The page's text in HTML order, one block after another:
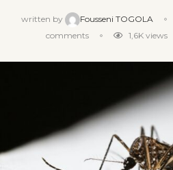
written by Fousseni TOGOLA
comments
1,6Kviews